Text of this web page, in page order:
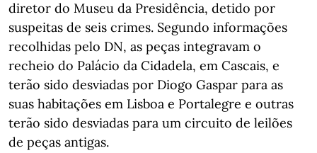
diretor do Museu da Presidência, detido por
suspeitas de seis crimes. Segundo informações
recolhidas pelo DN, as peças integravam o
recheio do Palácio da Cidadela, em Cascais, e
terão sido desviadas por Diogo Gaspar para as
suas habitações em Lisboa e Portalegre e outras
terão sido desviadas para um circuito de leilões
de peças antigas.